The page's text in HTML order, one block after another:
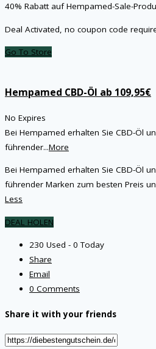
40% Rabatt auf Hempamed-Sale-
Deal Activated, no coupon code
Go To Store
Hempamed CBD-Öl ab 109,95€
No Expires
Bei Hempamed erhalten Sie CBD-Öl
führender...More
Bei Hempamed erhalten Sie CBD-Öl
führender Marken zum besten Preis
Less
DEAL HOLEN
230 Used - 0 Today
Share
Email
0 Comments
Share it with your friends